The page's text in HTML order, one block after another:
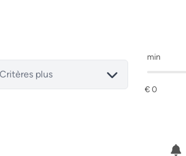
Critères plus
min